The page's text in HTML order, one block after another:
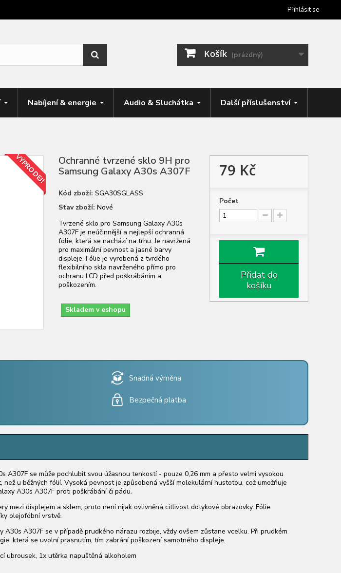
Přihlásit se
Košík (prázdný)
Nabíjení & energie Audio & Sluchátka Další příslušenství
VÝPRODEJ!
Ochranné tvrzené sklo 9H pro
Samsung Galaxy A30s A307F
Kód zboží: SGA30SGLASS
Stav zboží: Nové
Tvrzené sklo pro Samsung Galaxy A30s
A307F je neúčinnější a nejlepší ochranná
fólie, která se nachází na trhu. Je navržená
pro maximální pevnost a jasné barvy
displeje. Fólie je vyrobená z tvrdého
flexibilního skla navrženého přímo pro
ochranu LCD před poškrábáním a
poškozením.
Skladem v eshopu
79 Kč
Počet
Přidat do
košíku
Snadná výměna
Bezpečná platba
A307F se může pochlubit svou úžasnou tenkostí - pouze 0,26 mm a přesto velmi vysokou
u běžných fólií. Vysoká pevnost je způsobená vyšší molekulární hustotou, což umožňuje
A30s A307F proti poškrábání či pádu.
mezi displejem a sklem, proto není nijak ovlivněná citlivost dotykové obrazovky. Fólie
olejofóbní vrstvě.
A30s A307F se v případě prudkého nárazu rozbije, vždy ovšem zůstane vcelku. Při prudkém
která se uvolní prasnutím, tím zabrání poškození samotného displeje.
ubrousek, 1x utěrka napuštěná alkoholem